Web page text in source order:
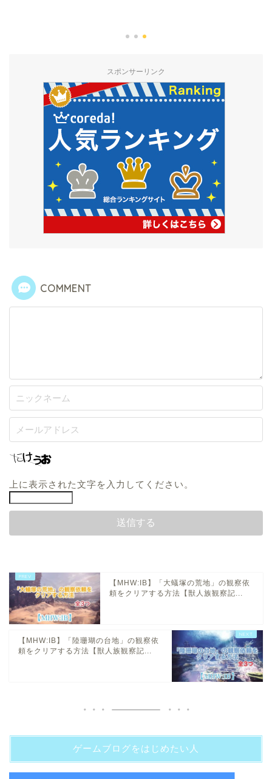
スポンサーリンク
COMMENT
上に表示された文字を入力してください。
【MHW:IB】「大蟻塚の荒地」の観察依
頼をクリアする方法【獣人族観察記...
【MHW:IB】「陸珊瑚の台地」の観察依
頼をクリアする方法【獣人族観察記...
ゲームブログをはじめたい人